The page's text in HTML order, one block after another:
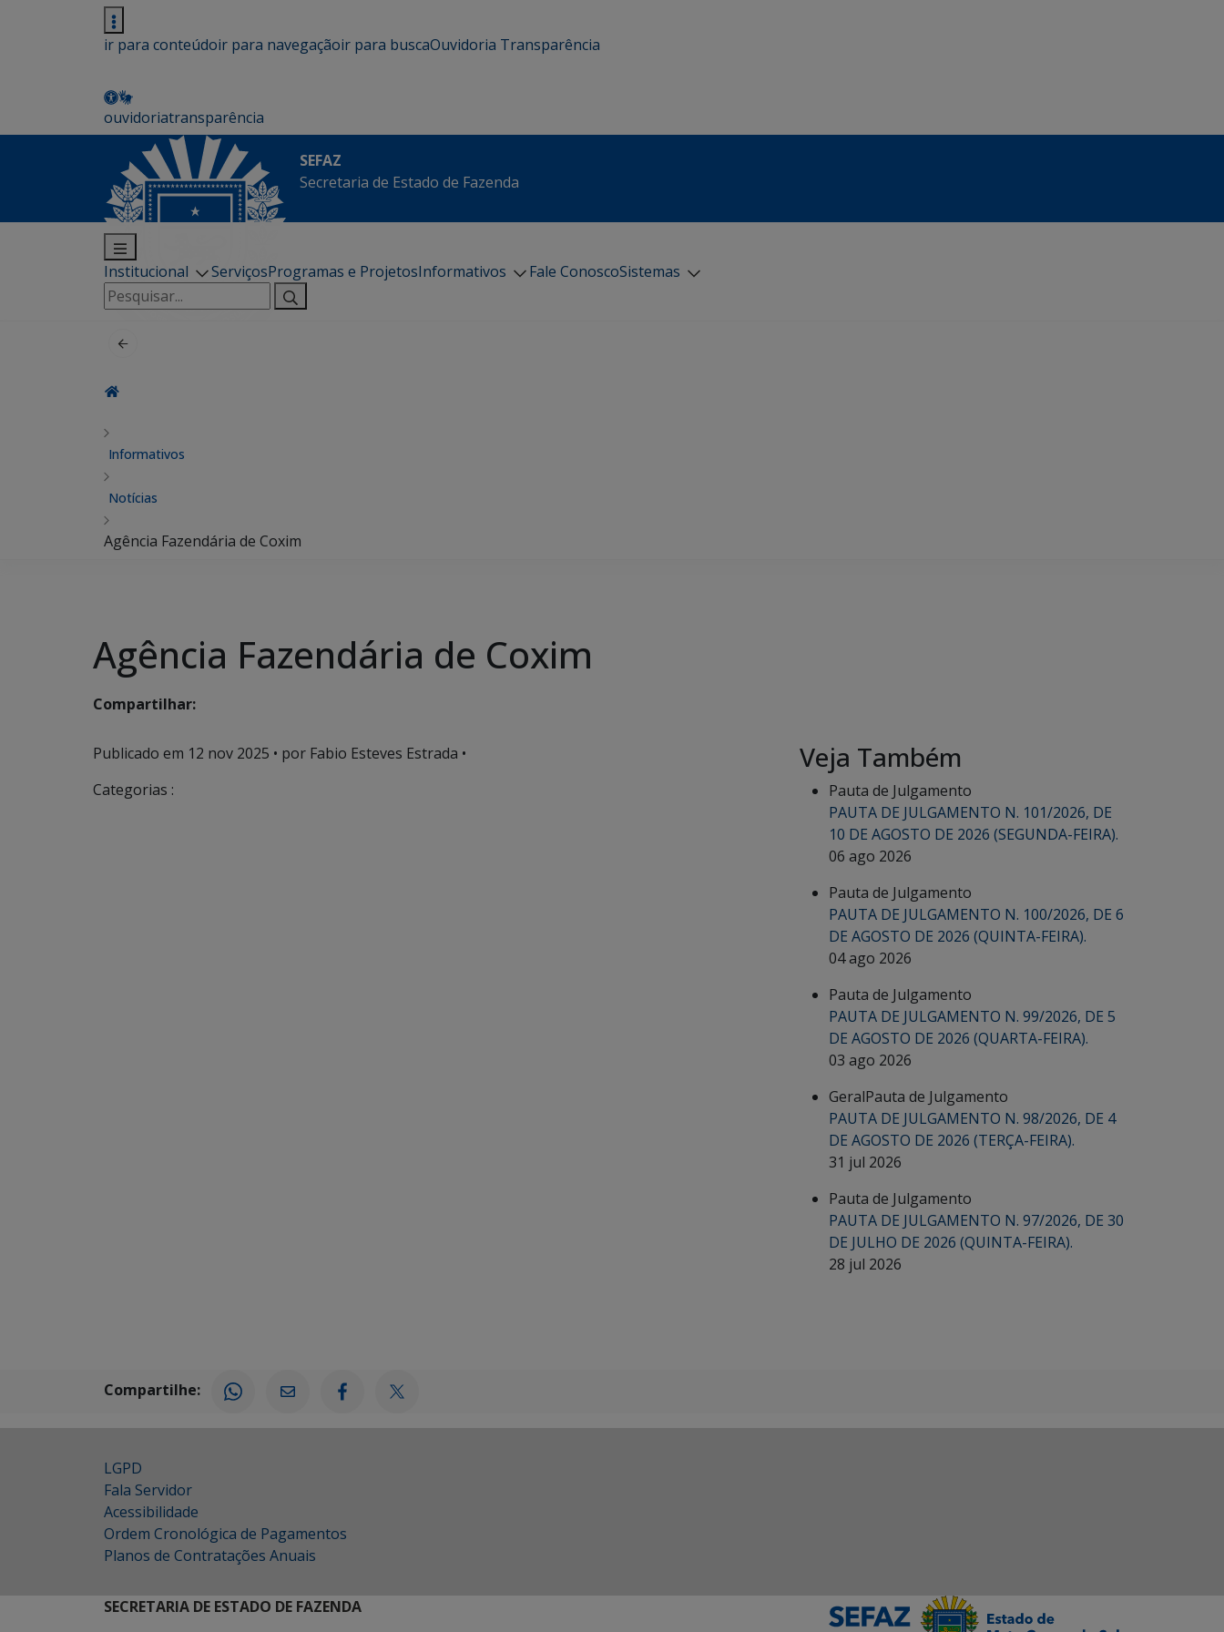
ir para conteúdoir para navegaçãoir para buscaOuvidoria Transparência
ouvidoriatransparência
SEFAZ
Secretaria de Estado de Fazenda
Institucional ServiçosProgramas e ProjetosInformativos Fale ConoscoSistemas
Pesquisar
por:
Informativos
Notícias
Agência Fazendária de Coxim
Agência Fazendária de Coxim
Compartilhar:
Publicado em 12 nov 2025 • por Fabio Esteves Estrada •
Categorias :
Veja Também
Pauta de Julgamento
PAUTA DE JULGAMENTO N. 101/2026, DE
10 DE AGOSTO DE 2026 (SEGUNDA-FEIRA).
06 ago 2026
Pauta de Julgamento
PAUTA DE JULGAMENTO N. 100/2026, DE 6
DE AGOSTO DE 2026 (QUINTA-FEIRA).
04 ago 2026
Pauta de Julgamento
PAUTA DE JULGAMENTO N. 99/2026, DE 5
DE AGOSTO DE 2026 (QUARTA-FEIRA).
03 ago 2026
GeralPauta de Julgamento
PAUTA DE JULGAMENTO N. 98/2026, DE 4
DE AGOSTO DE 2026 (TERÇA-FEIRA).
31 jul 2026
Pauta de Julgamento
PAUTA DE JULGAMENTO N. 97/2026, DE 30
DE JULHO DE 2026 (QUINTA-FEIRA).
28 jul 2026
Compartilhe:
LGPD
Fala Servidor
Acessibilidade
Ordem Cronológica de Pagamentos
Planos de Contratações Anuais
SECRETARIA DE ESTADO DE FAZENDA